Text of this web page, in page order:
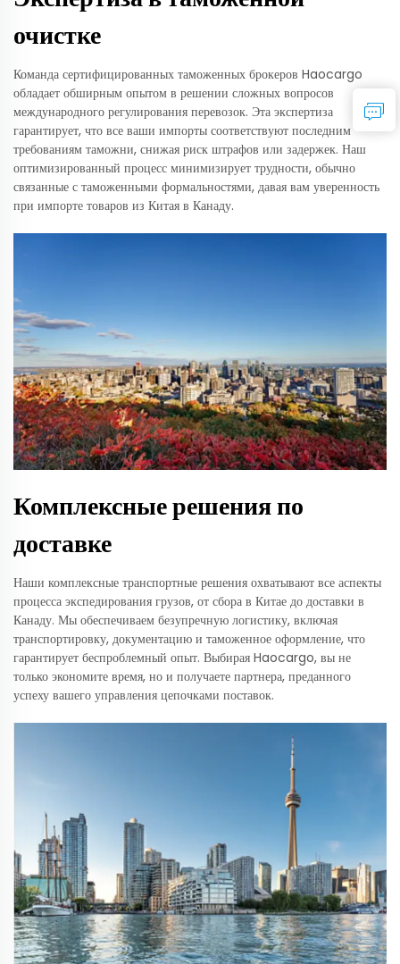
очистке
Команда сертифицированных таможенных брокеров Haocargo
обладает обширным опытом в решении сложных вопросов
международного регулирования перевозок. Эта экспертиза
гарантирует, что все ваши импорты соответствуют последним
требованиям таможни, снижая риск штрафов или задержек. Наш
оптимизированный процесс минимизирует трудности, обычно
связанные с таможенными формальностями, давая вам уверенность
при импорте товаров из Китая в Канаду.
Комплексные решения по
доставке
Наши комплексные транспортные решения охватывают все аспекты
процесса экспедирования грузов, от сбора в Китае до доставки в
Канаду. Мы обеспечиваем безупречную логистику, включая
транспортировку, документацию и таможенное оформление, что
гарантирует беспроблемный опыт. Выбирая Haocargo, вы не
только экономите время, но и получаете партнера, преданного
успеху вашего управления цепочками поставок.